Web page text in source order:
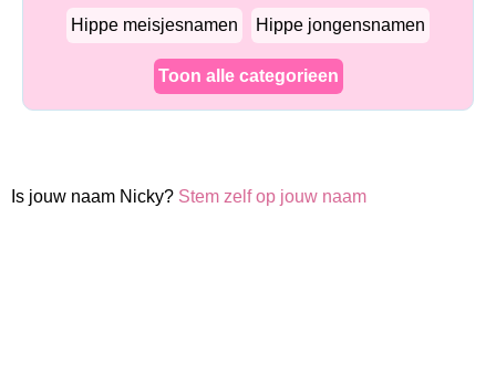
Hippe meisjesnamen Hippe jongensnamen
Toon alle categorieen
Is jouw naam Nicky? Stem zelf op jouw naam